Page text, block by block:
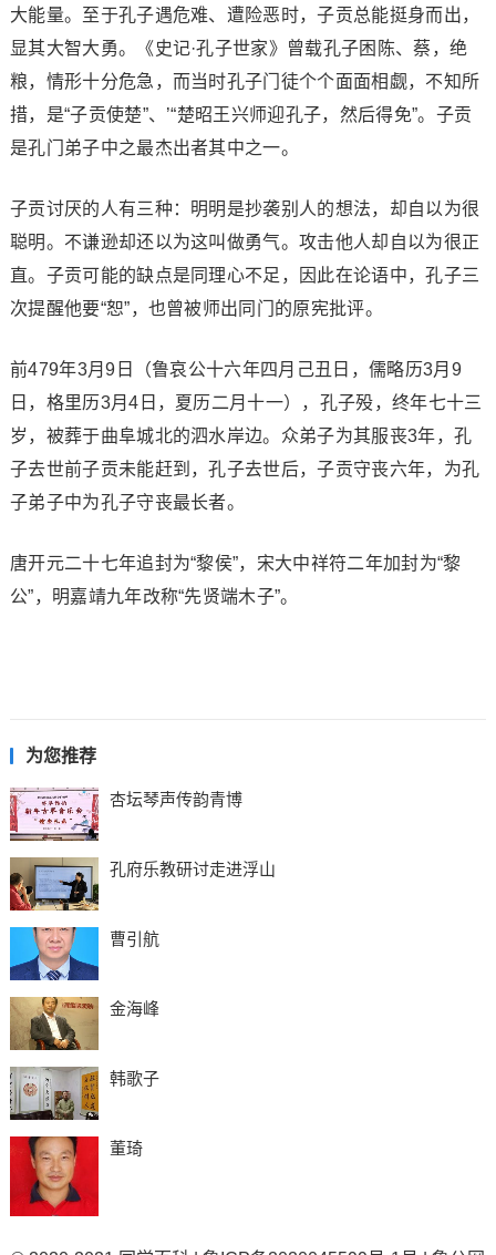
大能量。至于孔子遇危难、遭险恶时，子贡总能挺身而出，
显其大智大勇。《史记·孔子世家》曾载孔子困陈、蔡，绝
粮，情形十分危急，而当时孔子门徒个个面面相觑，不知所
措，是“子贡使楚”、’“楚昭王兴师迎孔子，然后得免”。子贡
是孔门弟子中之最杰出者其中之一。
子贡讨厌的人有三种：明明是抄袭别人的想法，却自以为很
聪明。不谦逊却还以为这叫做勇气。攻击他人却自以为很正
直。子贡可能的缺点是同理心不足，因此在论语中，孔子三
次提醒他要“恕”，也曾被师出同门的原宪批评。
前479年3月9日（鲁哀公十六年四月己丑日，儒略历3月9
日，格里历3月4日，夏历二月十一），孔子殁，终年七十三
岁，被葬于曲阜城北的泗水岸边。众弟子为其服丧3年，孔
子去世前子贡未能赶到，孔子去世后，子贡守丧六年，为孔
子弟子中为孔子守丧最长者。
唐开元二十七年追封为“黎侯”，宋大中祥符二年加封为“黎
公”，明嘉靖九年改称“先贤端木子”。
为您推荐
杏坛琴声传韵青博
孔府乐教研讨走进浮山
曹引航
金海峰
韩歌子
董琦